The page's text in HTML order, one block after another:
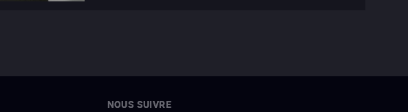
NOUS SUIVRE